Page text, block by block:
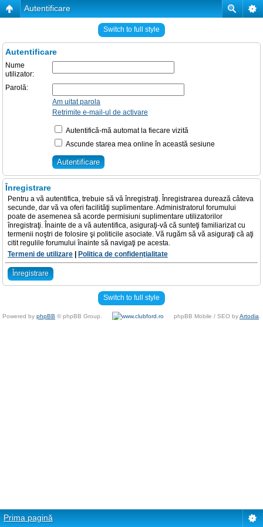
Autentificare
Switch to full style
Autentificare
Nume
utilizator:
Parolă:
Am uitat parola
Retrimite e-mail-ul de activare
Autentifică-mă automat la fiecare vizită
Ascunde starea mea online în această sesiune
Înregistrare
Pentru a vă autentifica, trebuie să vă înregistraţi. Înregistrarea durează câteva
secunde, dar vă va oferi facilităţi suplimentare. Administratorul forumului
poate de asemenea să acorde permisiuni suplimentare utilizatorilor
înregistraţi. Înainte de a vă autentifica, asiguraţi-vă că sunteţi familiarizat cu
termenii noştri de folosire şi politicile asociate. Vă rugăm să vă asiguraţi că aţi
citit regulile forumului înainte să navigaţi pe acesta.
Termeni de utilizare
Politica de confidenţialitate
Înregistrare
Switch to full style
Powered by phpBB © phpBB Group. phpBB Mobile / SEO byArtodia
Prima pagină